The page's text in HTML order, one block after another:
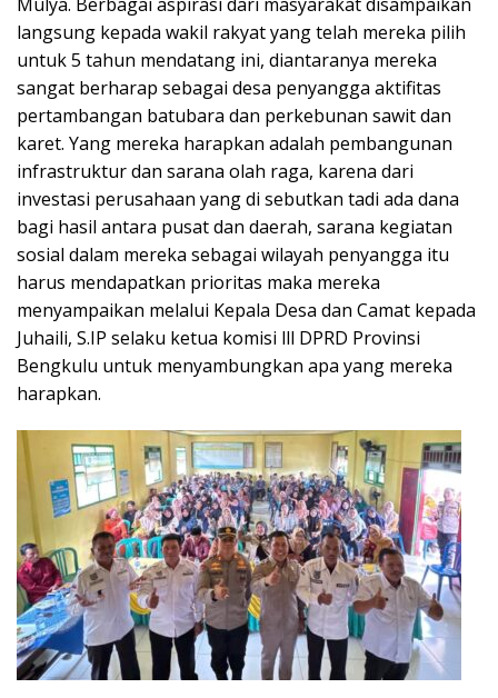
langsung kepada wakil rakyat yang telah mereka pilih
untuk 5 tahun mendatang ini, diantaranya mereka
sangat berharap sebagai desa penyangga aktifitas
pertambangan batubara dan perkebunan sawit dan
karet. Yang mereka harapkan adalah pembangunan
infrastruktur dan sarana olah raga, karena dari
investasi perusahaan yang di sebutkan tadi ada dana
bagi hasil antara pusat dan daerah, sarana kegiatan
sosial dalam mereka sebagai wilayah penyangga itu
harus mendapatkan prioritas maka mereka
menyampaikan melalui Kepala Desa dan Camat kepada
Juhaili, S.IP selaku ketua komisi lll DPRD Provinsi
Bengkulu untuk menyambungkan apa yang mereka
harapkan.